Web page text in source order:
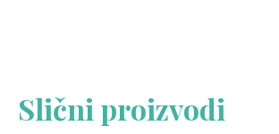
Slični proizvodi